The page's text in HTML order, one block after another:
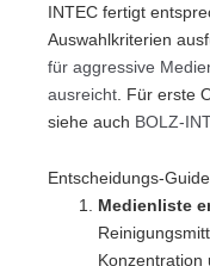
INTEC fertigt
Auswahlkriterien
für aggressive
ausreicht . Für erste
siehe auch BOLZ-
Entscheidungs-
Medienliste
Konzentration